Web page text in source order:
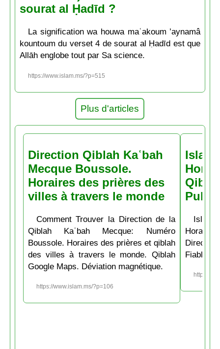
sourat al Ḥadīd ?
La signification wa houwa maʿakoum ’aynamâ
kountoum du verset 4 de sourat al Ḥadīd est que
Allāh englobe tout par Sa science.
https://www.islam.ms/?p=515
Plus d'articles
Direction Qiblah Kaʿbah
Mecque Boussole.
Horaires des prières des
villes à travers le monde
Comment Trouver la Direction de la
Qiblah Kaʿbah Mecque: Numéro
Boussole. Horaires des prières et qiblah
des villes à travers le monde. Qiblah
Google Maps. Déviation magnétique.
https://www.islam.ms/?p=106
Pubs
Fiable et
https://